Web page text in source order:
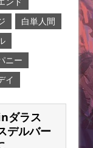
白単人間
ニー
イ
ダラス
デルバー